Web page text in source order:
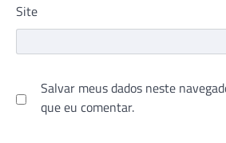
Site
Salvar meus dados neste
que eu comentar.